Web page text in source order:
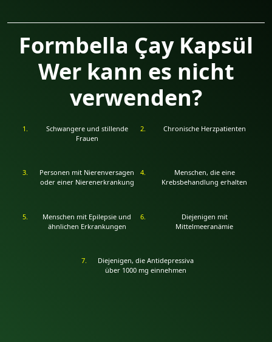
Formbella Çay Kapsül
Wer kann es nicht
verwenden?
Schwangere und stillende
Frauen
Chronische Herzpatienten
Personen mit Nierenversagen
oder einer Nierenerkrankung
Menschen, die eine
Krebsbehandlung erhalten
Menschen mit Epilepsie und
ähnlichen Erkrankungen
Diejenigen mit
Mittelmeeranämie
Diejenigen, die Antidepressiva
über 1000 mg einnehmen